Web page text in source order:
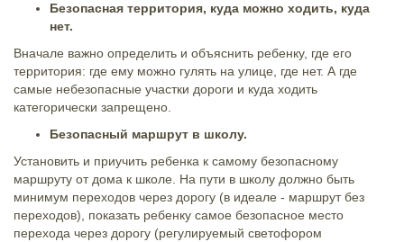
Безопасная территория, куда можно ходить, куда
нет.
Вначале важно определить и объяснить ребенку, где его
территория: где ему можно гулять на улице, где нет. А где
самые небезопасные участки дороги и куда ходить
категорически запрещено.
Безопасный маршрут в школу.
Установить и приучить ребенка к самому безопасному
маршруту от дома к школе. На пути в школу должно быть
минимум переходов через дорогу (в идеале - маршрут без
переходов), показать ребенку самое безопасное место
перехода через дорогу (регулируемый светофором